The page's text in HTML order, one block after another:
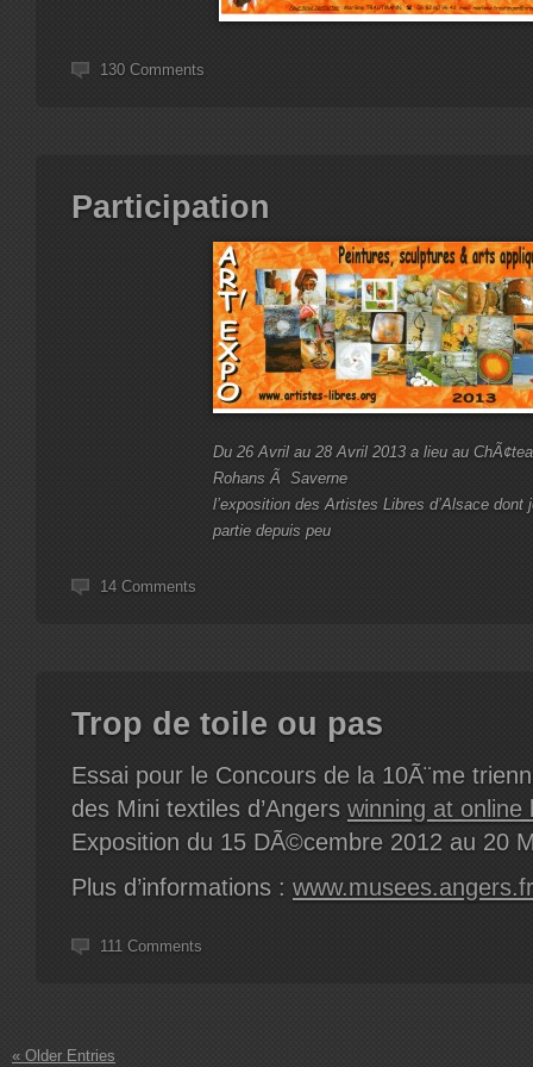
130 Comments
Participation
Du 26 Avril au 28 Avril 2013 a lieu au
Rohans Ã Saverne
l’exposition des Artistes Libres d’Alsace dont
partie depuis peu
14 Comments
Trop de toile ou pas
Essai pour le Concours de la 10Ã¨me
des Mini textiles d’Angers winning at online
Exposition du 15 DÃ©cembre 2012 au 20
Plus d’informations : www.musees.angers.fr
111 Comments
« Older Entries